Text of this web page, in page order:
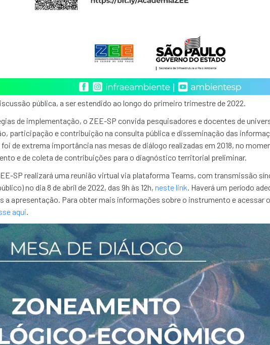
pública, a ser estendido ao longo do primeiro trimestre de 2022.
de implementação, o ZEE-SP convida pesquisadores e docentes de
participação e contribuição na consulta pública e disseminação das
de extrema importância nas mesas de diálogo realizadas em 2018, no
e de coleta de contribuições para o diagnóstico territorial preliminar.
SP realizará uma reunião virtual via plataforma Teams, com transmissão
no dia 8 de abril de 2022, das 9h às 12h, neste link. Haverá um período
apresentação. Para obter mais informações sobre o instrumento e acessar
aqui.